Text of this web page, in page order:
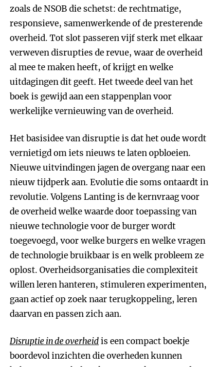
zoals de NSOB die schetst: de rechtmatige,
responsieve, samenwerkende of de presterende
overheid. Tot slot passeren vijf sterk met elkaar
verweven disrupties de revue, waar de overheid
al mee te maken heeft, of krijgt en welke
uitdagingen dit geeft. Het tweede deel van het
boek is gewijd aan een stappenplan voor
werkelijke vernieuwing van de overheid.
Het basisidee van disruptie is dat het oude wordt
vernietigd om iets nieuws te laten opbloeien.
Nieuwe uitvindingen jagen de overgang naar een
nieuw tijdperk aan. Evolutie die soms ontaardt in
revolutie. Volgens Lanting is de kernvraag voor
de overheid welke waarde door toepassing van
nieuwe technologie voor de burger wordt
toegevoegd, voor welke burgers en welke vragen
de technologie bruikbaar is en welk probleem ze
oplost. Overheidsorganisaties die complexiteit
willen leren hanteren, stimuleren experimenten,
gaan actief op zoek naar terugkoppeling, leren
daarvan en passen zich aan.
Disruptie in de overheidis een compact boekje
boordevol inzichten die overheden kunnen